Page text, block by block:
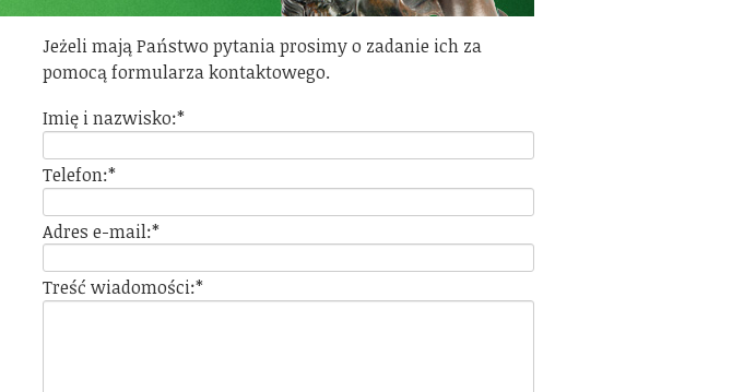
Jeżeli mają Państwo pytania prosimy o zadanie ich za
pomocą formularza kontaktowego.
Imię i nazwisko:*
Telefon:*
Adres e-mail:*
Treść wiadomości:*